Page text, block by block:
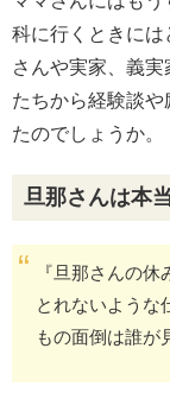
科に行くときに
さんや実家、義
たちから経験談
たのでしょうか。
旦那さんは本
『旦那さんの
とれないような
もの面倒は誰が